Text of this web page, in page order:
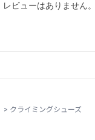
レビューはありません。
> クライミングシューズ